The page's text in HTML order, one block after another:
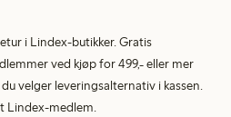
i Lindex-butikker. Gratis
ved kjøp for 499,- eller mer
velger leveringsalternativ i kassen.
Lindex-medlem.